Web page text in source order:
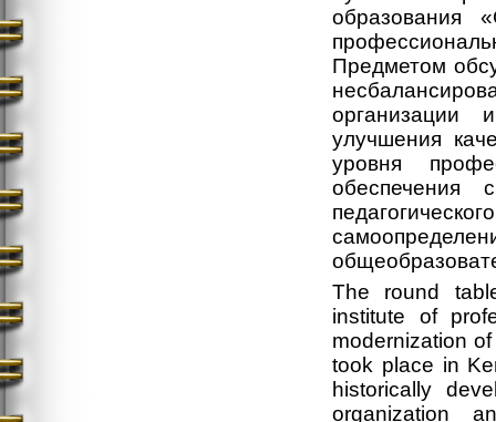
образования
Предметом
организации
улучшения
уровня
обеспечения
The round
institute of
modernization
took place in
historically
organization